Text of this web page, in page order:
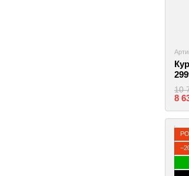
10
8